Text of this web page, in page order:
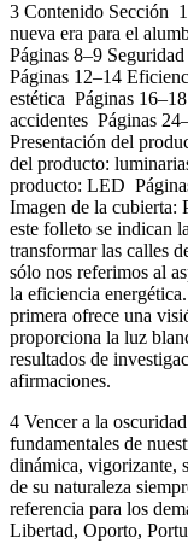
3 Contenido Sección
nueva era para el
Páginas 8–9
Páginas 12–14
estética Páginas
accidentes Páginas
Presentación del
del producto:
producto: LED
Imagen de la cubierta:
este folleto se indican
transformar las calles
sólo nos referimos al
la eficiencia
primera ofrece una
proporciona la luz
resultados de
afirmaciones.
4 Vencer a la
fundamentales de
dinámica, vigorizante,
de su naturaleza
referencia para los
Libertad, Oporto,